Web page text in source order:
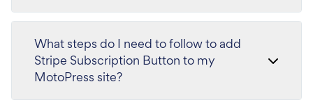
What steps do I need to follow to add
Stripe Subscription Button to my
MotoPress site?